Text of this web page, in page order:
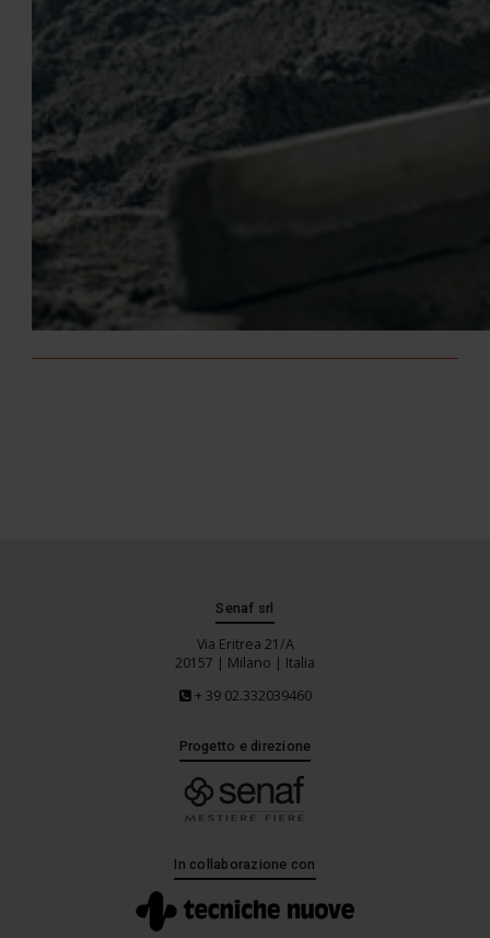
Senaf srl
Via Eritrea 21/A
20157 | Milano | Italia
+ 39 02.332039460
Progetto e direzione
In collaborazione con